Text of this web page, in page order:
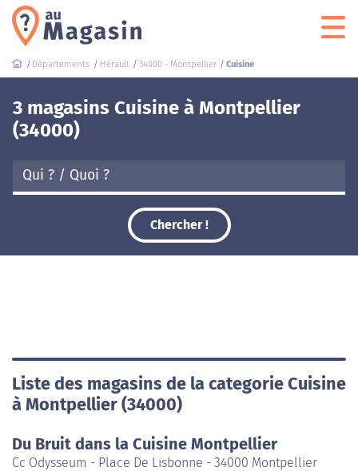
Départements Hérault 34000 - Montpellier Cuisine
3 magasins Cuisine à Montpellier
(34000)
Chercher !
Liste des magasins de la categorie Cuisine
à Montpellier (34000)
Du Bruit dans la Cuisine Montpellier
Cc Odysseum - Place De Lisbonne - 34000 Montpellier